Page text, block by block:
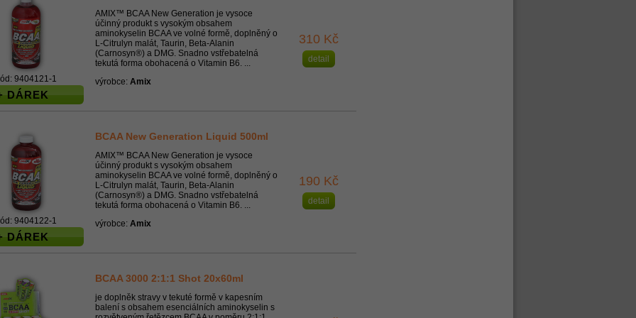
9404121-1
DÁREK
AMIX™ BCAA New Generation je vysoce
účinný produkt s vysokým obsahem
aminokyselin BCAA ve volné formě, doplněný o
L-Citrulyn malát, Taurin, Beta-Alanin
(Carnosyn®) a DMG. Snadno vstřebatelná
tekutá forma obohacená o Vitamin B6. ...
výrobce: Amix
310 Kč
detail
9404122-1
DÁREK
BCAA New Generation Liquid 500ml
AMIX™ BCAA New Generation je vysoce
účinný produkt s vysokým obsahem
aminokyselin BCAA ve volné formě, doplněný o
L-Citrulyn malát, Taurin, Beta-Alanin
(Carnosyn®) a DMG. Snadno vstřebatelná
tekutá forma obohacená o Vitamin B6. ...
výrobce: Amix
190 Kč
detail
BCAA 3000 2:1:1 Shot 20x60ml
je doplněk stravy v tekuté formě v kapesním
balení s obsahem esenciálních aminokyselin s